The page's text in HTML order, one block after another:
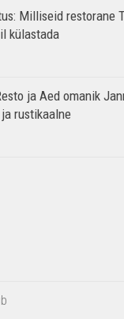
Milliseid restorane
külastada
ja Aed omanik
rustikaalne